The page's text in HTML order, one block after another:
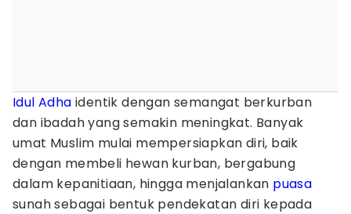
Idul Adha identik dengan semangat berkurban
dan ibadah yang semakin meningkat. Banyak
umat Muslim mulai mempersiapkan diri, baik
dengan membeli hewan kurban, bergabung
dalam kepanitiaan, hingga menjalankan puasa
sunah sebagai bentuk pendekatan diri kepada